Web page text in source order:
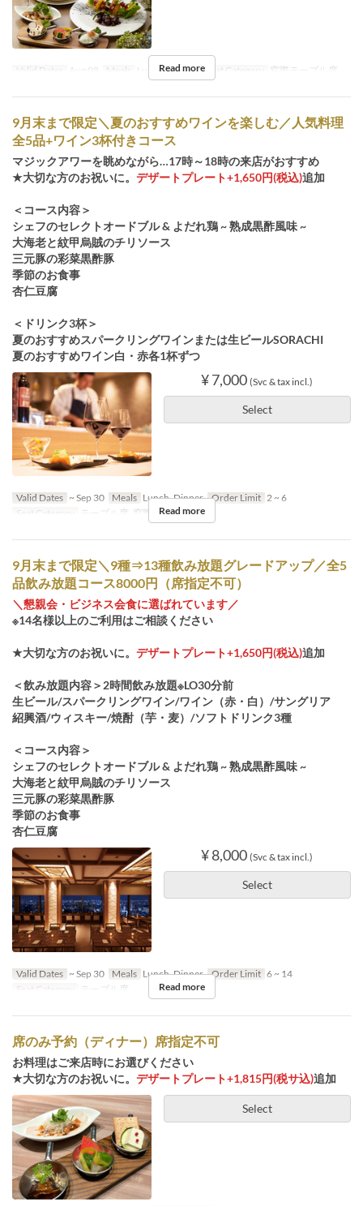
Valid Dates Aug 08 Meals Lunch, Dinner Seat Category 窓際テーブル席
Read more
9月末まで限定＼夏のおすすめワインを楽しむ／人気料理
全5品+ワイン3杯付きコース
マジックアワーを眺めながら…17時～18時の来店がおすすめ
★大切な方のお祝いに。 デザートプレート+1,650円(税込)追加
＜コース内容＞
シェフのセレクトオードブル & よだれ鶏 ~ 熟成黒酢風味 ~
大海老と紋甲烏賊のチリソース
三元豚の彩菜黒酢豚
季節のお食事
杏仁豆腐
＜ドリンク3杯＞
夏のおすすめスパークリングワインまたは生ビールSORACHI
夏のおすすめワイン白・赤各1杯ずつ
¥ 7,000 (Svc & tax incl.)
Select
Valid Dates ~ Sep 30 Meals Lunch, Dinner Order Limit 2 ~ 6
Seat Category
テーブル席, 窓際テーブル席
Read more
9月末まで限定＼9種⇒13種飲み放題グレードアップ／全5
品飲み放題コース8000円（席指定不可）
＼懇親会・ビジネス会食に選ばれています／
※14名様以上のご利用はご相談ください
★大切な方のお祝いに。 デザートプレート+1,650円(税込)追加
＜飲み放題内容＞2時間飲み放題※LO30分前
生ビール/スパークリングワイン/ワイン（赤・白）/サングリア
紹興酒/ウィスキー/焼酎（芋・麦）/ソフトドリンク3種
＜コース内容＞
シェフのセレクトオードブル & よだれ鶏 ~ 熟成黒酢風味 ~
大海老と紋甲烏賊のチリソース
三元豚の彩菜黒酢豚
季節のお食事
杏仁豆腐
¥ 8,000 (Svc & tax incl.)
Select
Valid Dates ~ Sep 30 Meals Lunch, Dinner Order Limit 6 ~ 14
Seat Category
テーブル席 Read more
席のみ予約（ディナー）席指定不可
お料理はご来店時にお選びください
★大切な方のお祝いに。 デザートプレート+1,815円(税サ込)追加
Select